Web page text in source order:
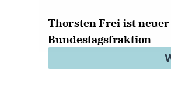
Thorsten Frei ist neuer
Bundestagsfraktion